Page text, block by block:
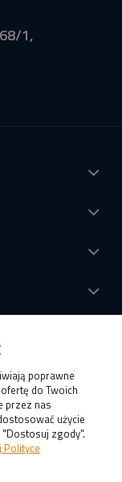
1,
poprawne
do Twoich
przez nas
użycie
zgody".